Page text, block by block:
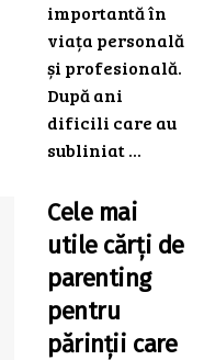
importantă în
viața personală
și profesională.
După ani
dificili care au
subliniat ...
Cele mai
utile cărți de
parenting
pentru
părinții care